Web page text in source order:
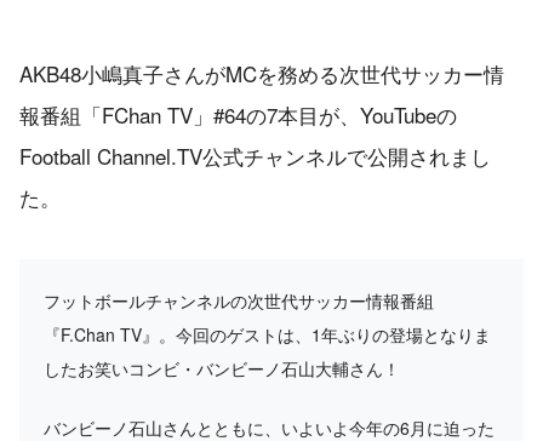
AKB48小嶋真子さんがMCを務める次世代サッカー情
報番組「FChan TV」#64の7本目が、YouTubeの
Football Channel.TV公式チャンネルで公開されまし
た。
フットボールチャンネルの次世代サッカー情報番組
『F.Chan TV』。今回のゲストは、1年ぶりの登場となりま
したお笑いコンビ・バンビーノ石山大輔さん！
バンビーノ石山さんとともに、いよいよ今年の6月に迫った